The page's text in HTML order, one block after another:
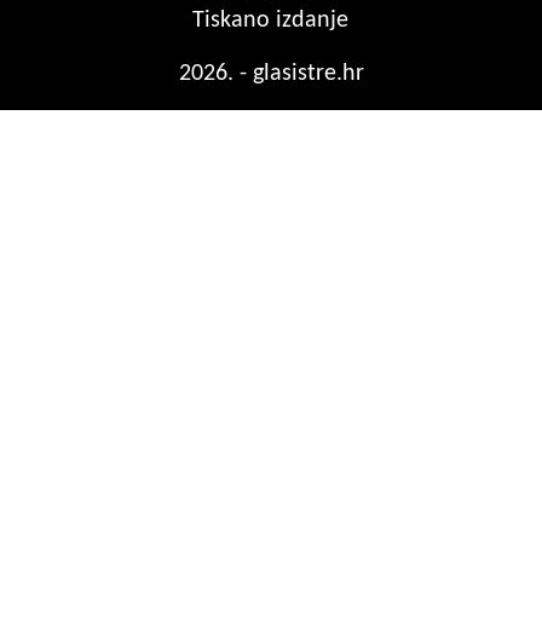
Tiskano izdanje
2026. - glasistre.hr